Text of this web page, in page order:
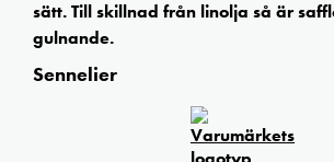
sätt. Till skillnad från linolja så är
gulnande.
Sennelier